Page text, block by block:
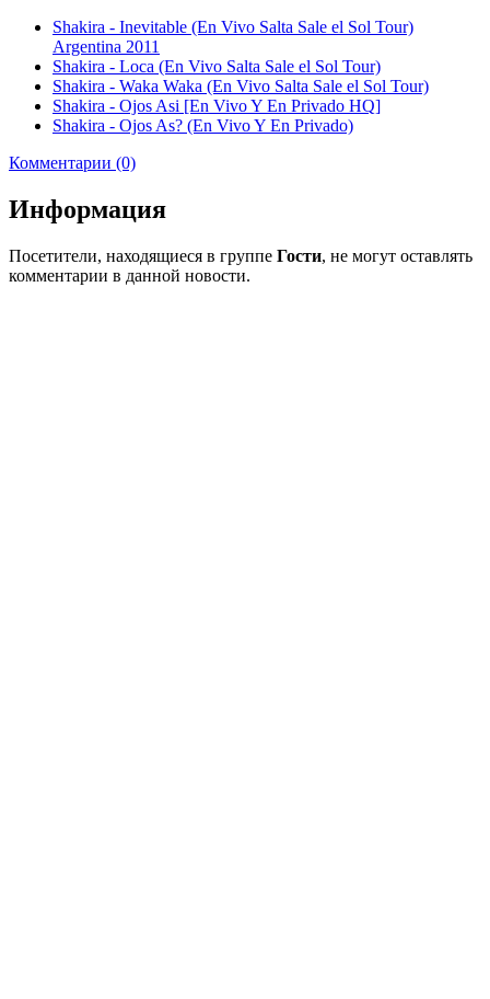
Shakira - Inevitable (En Vivo Salta Sale el Sol Tour)
Argentina 2011
Shakira - Loca (En Vivo Salta Sale el Sol Tour)
Shakira - Waka Waka (En Vivo Salta Sale el Sol Tour)
Shakira - Ojos Asi [En Vivo Y En Privado HQ]
Shakira - Ojos As? (En Vivo Y En Privado)
Комментарии (0)
Информация
Посетители, находящиеся в группе Гости, не могут оставлять
комментарии в данной новости.